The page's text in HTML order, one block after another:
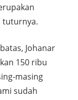
tuturnya.
Johanar
150 ribu
masing
sudah